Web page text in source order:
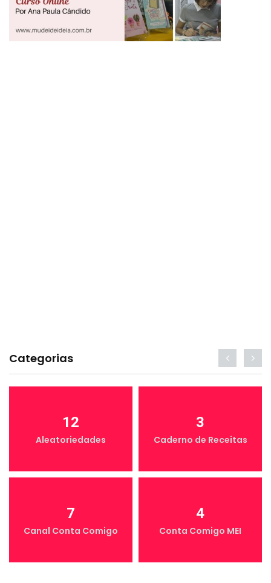
Categorias
12
Aleatoriedades
3
Caderno de Receitas
7
Canal Conta Comigo
4
Conta Comigo MEI